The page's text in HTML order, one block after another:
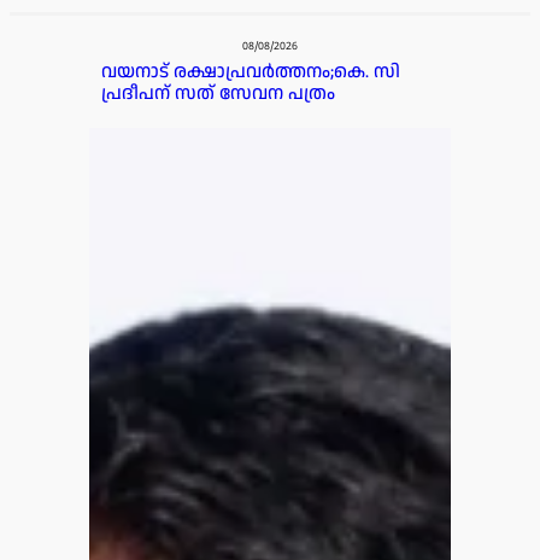
08/08/2026
വയനാട് രക്ഷാപ്രവർത്തനം;കെ. സി
പ്രദീപന് സത് സേവന പത്രം